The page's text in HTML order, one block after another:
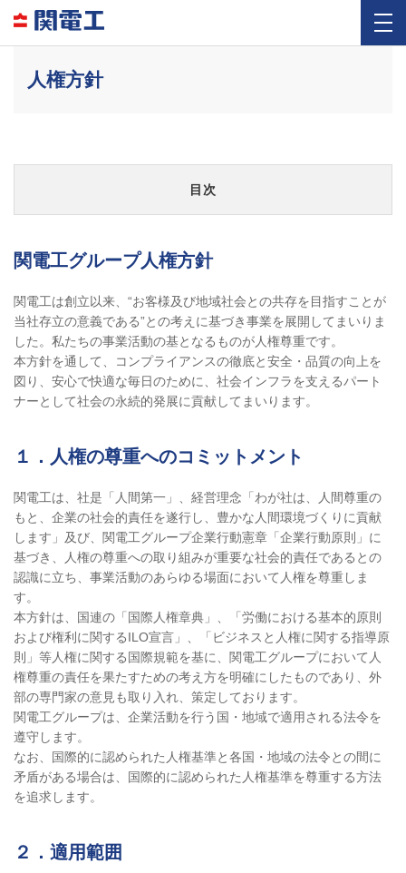
人権方針
目次
関電工グループ人権方針
関電工は創立以来、“お客様及び地域社会との共存を目指すことが
当社存立の意義である”との考えに基づき事業を展開してまいりま
した。私たちの事業活動の基となるものが人権尊重です。
本方針を通して、コンプライアンスの徹底と安全・品質の向上を
図り、安心で快適な毎日のために、社会インフラを支えるパート
ナーとして社会の永続的発展に貢献してまいります。
１．人権の尊重へのコミットメント
関電工は、社是「人間第一」、経営理念「わが社は、人間尊重の
もと、企業の社会的責任を遂行し、豊かな人間環境づくりに貢献
します」及び、関電工グループ企業行動憲章「企業行動原則」に
基づき、人権の尊重への取り組みが重要な社会的責任であるとの
認識に立ち、事業活動のあらゆる場面において人権を尊重しま
す。
本方針は、国連の「国際人権章典」、「労働における基本的原則
および権利に関するILO宣言」、「ビジネスと人権に関する指導原
則」等人権に関する国際規範を基に、関電工グループにおいて人
権尊重の責任を果たすための考え方を明確にしたものであり、外
部の専門家の意見も取り入れ、策定しております。
関電工グループは、企業活動を行う国・地域で適用される法令を
遵守します。
なお、国際的に認められた人権基準と各国・地域の法令との間に
矛盾がある場合は、国際的に認められた人権基準を尊重する方法
を追求します。
２．適用範囲